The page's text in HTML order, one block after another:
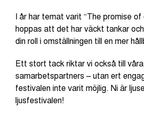
I år har temat varit “The promise of
hoppas att det har väckt tankar
din roll i omställningen till en mer
Ett stort tack riktar vi också till
samarbetspartners – utan ert
festivalen inte varit möjlig. Ni är
ljusfestivalen!